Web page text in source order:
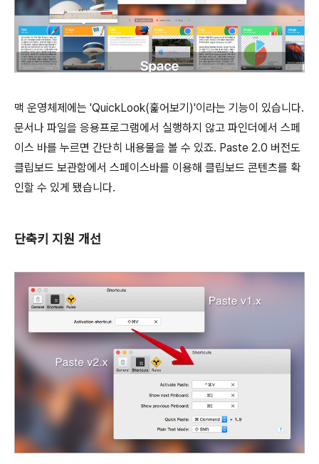
맥 운영체제에는 'QuickLook(훑어보기)'이라는 기능이 있습니다.
문서나 파일을 응용프로그램에서 실행하지 않고 파인더에서 스페
이스 바를 누르면 간단히 내용물을 볼 수 있죠. Paste 2.0 버전도
클립보드 보관함에서 스페이스바를 이용해 클립보드 콘텐츠를 확
인할 수 있게 됐습니다.
단축키 지원 개선